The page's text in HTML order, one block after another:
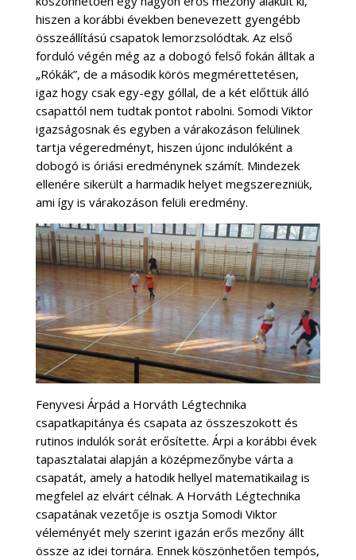
hiszen a korábbi években benevezett gyengébb
összeállítású csapatok lemorzsolódtak. Az első
forduló végén még az a dobogó felső fokán álltak a
„Rókák”, de a második körös megmérettetésen,
igaz hogy csak egy-egy góllal, de a két előttük álló
csapattól nem tudtak pontot rabolni. Somodi Viktor
igazságosnak és egyben a várakozáson felülinek
tartja végeredményt, hiszen újonc indulóként a
dobogó is óriási eredménynek számít. Mindezek
ellenére sikerült a harmadik helyet megszerezniük,
ami így is várakozáson felüli eredmény.
Fenyvesi Árpád a Horváth Légtechnika
csapatkapitánya és csapata az összeszokott és
rutinos indulók sorát erősítette. Árpi a korábbi évek
tapasztalatai alapján a középmezőnybe várta a
csapatát, amely a hatodik hellyel matematikailag is
megfelel az elvárt célnak. A Horváth Légtechnika
csapatának vezetője is osztja Somodi Viktor
véleményét mely szerint igazán erős mezőny állt
össze az idei tornára. Ennek köszönhetően tempós,